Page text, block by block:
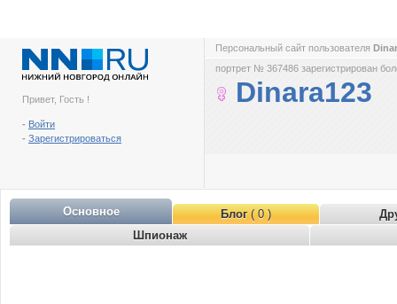
Привет, Гость !
- Войти
- Зарегистрироваться
Персональный сайт пользователя
портрет № 367486 зарегистрирован
Dinara123
Основное Блог( 0 )
Шпионаж